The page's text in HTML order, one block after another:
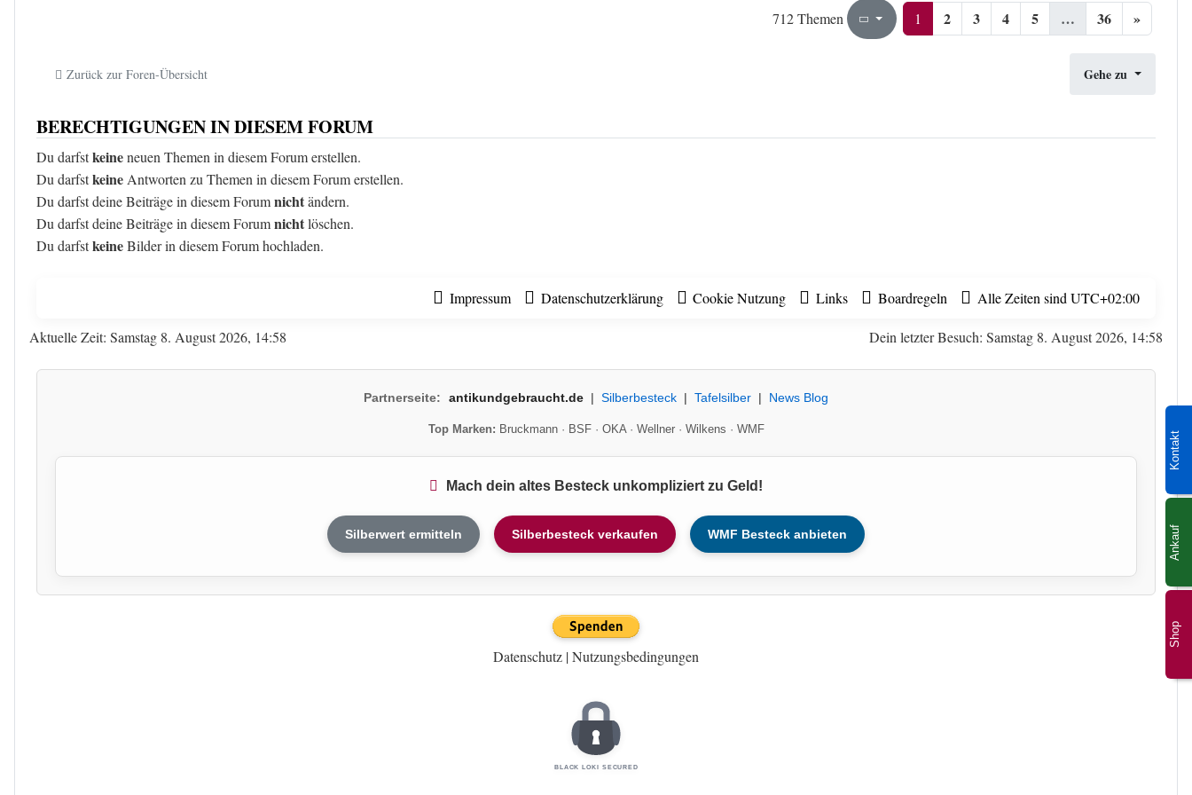
Shop
Kontakt
Ankauf
712 Themen Seite1 von
1 2 3 4 5 … 36 »
Zurück zur Foren-Übersicht Gehe zu
BERECHTIGUNGEN IN DIESEM FORUM
Du darfstkeineneuen Themen in diesem Forum erstellen.
Du darfstkeine Antworten zu Themen in diesem Forum erstellen.
Du darfst deine Beiträge in diesem Forumnichtändern.
Du darfst deine Beiträge in diesem Forumnichtlöschen.
Du darfstkeineBilder in diesem Forum hochladen.
Impressum Datenschutzerklärung Cookie Nutzung Links Boardregeln Alle Zeiten sind UTC+02:00
Dein letzter Besuch: Samstag 8. August 2026, 14:58
Aktuelle Zeit: Samstag 8. August 2026, 14:58
Partnerseite: antikundgebraucht.de | Silberbesteck | Tafelsilber | News Blog
Top Marken: Bruckmann· BSF· OKA· Wellner· Wilkens · WMF
Mach dein altes Besteck unkompliziert zu Geld!
Silberwert ermitteln Silberbesteck verkaufen WMF Besteck anbieten
Datenschutz |Nutzungsbedingungen
BLACK LOKI SECURED